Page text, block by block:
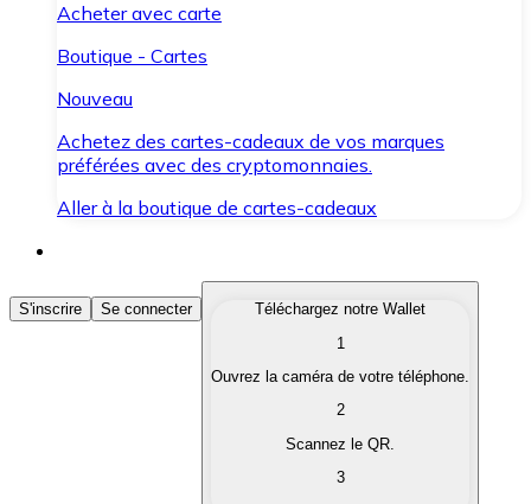
Acheter avec carte
Boutique - Cartes
Nouveau
Achetez des cartes-cadeaux de vos marques
préférées avec des cryptomonnaies.
Aller à la boutique de cartes-cadeaux
Acheter des Cryptomonnaies
Achetez les cryptomonnaies qui vous intéressent
Convertissez vos cryptomonnaies en monnaie
S'inscrire Se connecter
Téléchargez notre Wallet
1
Ouvrez la caméra de votre téléphone.
2
Scannez le QR.
3